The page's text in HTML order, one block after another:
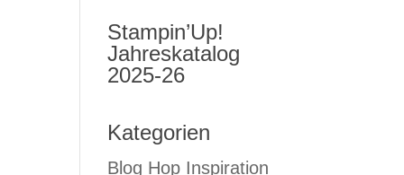
Stampin’Up!
Jahreskatalog
2025-26
Kategorien
Blog Hop Inspiration